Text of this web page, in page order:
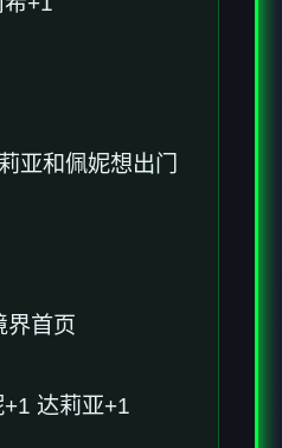
亚和佩妮想出门
界首页
达莉亚+1